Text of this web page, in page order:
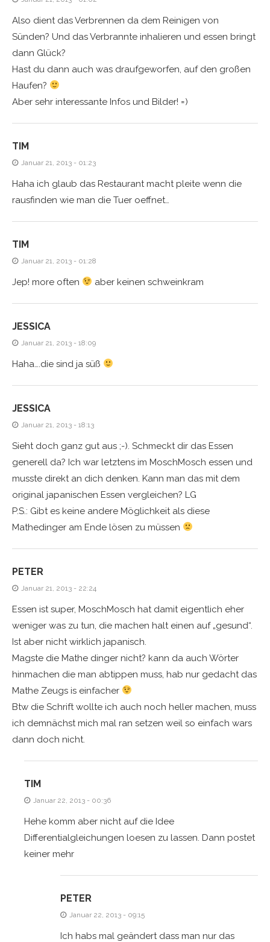
Also dient das Verbrennen da dem Reinigen von
Sünden? Und das Verbrannte inhalieren und essen bringt
dann Glück?
Hast du dann auch was draufgeworfen, auf den großen
Haufen?
Aber sehr interessante Infos und Bilder! =)
TIM
Januar 21, 2013 - 01:23
Haha ich glaub das Restaurant macht pleite wenn die
rausfinden wie man die Tuer oeffnet…
TIM
Januar 21, 2013 - 01:28
Jep! more often aber keinen schweinkram
JESSICA
Januar 21, 2013 - 18:09
Haha….die sind ja süß
JESSICA
Januar 21, 2013 - 18:13
Sieht doch ganz gut aus ;-). Schmeckt dir das Essen
generell da? Ich war letztens im MoschMosch essen und
musste direkt an dich denken. Kann man das mit dem
original japanischen Essen vergleichen? LG
P.S.: Gibt es keine andere Möglichkeit als diese
Mathedinger am Ende lösen zu müssen
PETER
Januar 21, 2013 - 22:24
Essen ist super, MoschMosch hat damit eigentlich eher
weniger was zu tun, die machen halt einen auf „gesund“.
Ist aber nicht wirklich japanisch.
Magste die Mathe dinger nicht? kann da auch Wörter
hinmachen die man abtippen muss, hab nur gedacht das
Mathe Zeugs is einfacher
Btw die Schrift wollte ich auch noch heller machen, muss
ich demnächst mich mal ran setzen weil so einfach wars
dann doch nicht.
TIM
Januar 22, 2013 - 00:36
Hehe komm aber nicht auf die Idee
Differentialgleichungen loesen zu lassen. Dann postet
keiner mehr
PETER
Januar 22, 2013 - 09:15
Ich habs mal geändert dass man nur das